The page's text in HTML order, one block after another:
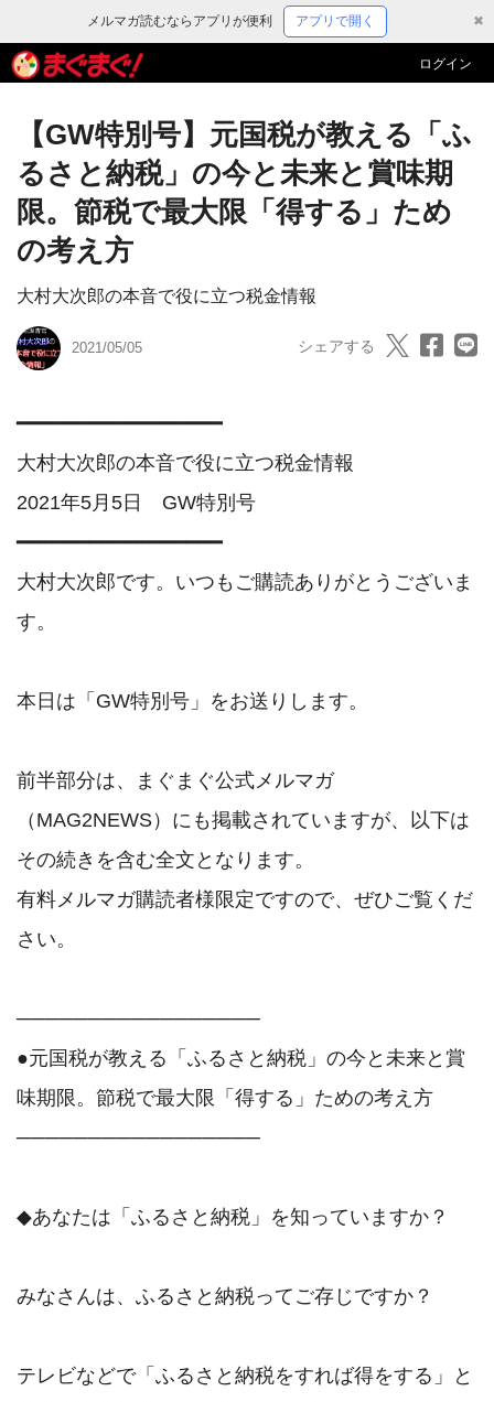
メルマガ読むならアプリが便利 アプリで開く ✖
ログイン
【GW特別号】元国税が教える「ふ
るさと納税」の今と未来と賞味期
限。節税で最大限「得する」ため
の考え方
大村大次郎の本音で役に立つ税金情報
2021/05/05 シェアする
━━━━━━━━━━━━━━━━━
大村大次郎の本音で役に立つ税金情報
2021年5月5日　GW特別号
━━━━━━━━━━━━━━━━━
大村大次郎です。いつもご購読ありがとうございま
す。
本日は「GW特別号」をお送りします。
前半部分は、まぐまぐ公式メルマガ
（MAG2NEWS）にも掲載されていますが、以下は
その続きを含む全文となります。
有料メルマガ購読者様限定ですので、ぜひご覧くだ
さい。
─────────────────
●元国税が教える「ふるさと納税」の今と未来と賞
味期限。節税で最大限「得する」ための考え方
─────────────────
◆あなたは「ふるさと納税」を知っていますか？
みなさんは、ふるさと納税ってご存じですか？
テレビなどで「ふるさと納税をすれば得をする」と